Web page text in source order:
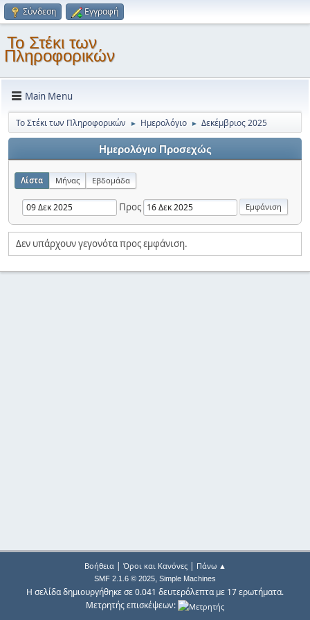
Σύνδεση Εγγραφή
Το Στέκι των
Πληροφορικών
Main Menu
Το Στέκι των Πληροφορικών ► Ημερολόγιο ► Δεκέμβριος 2025
Ημερολόγιο Προσεχώς
Λίστα Μήνας Εβδομάδα
Προς
Δεν υπάρχουν γεγονότα προς εμφάνιση.
Βοήθεια| Όροι και Κανόνες| Πάνω ▲
SMF 2.1.6 © 2025, Simple Machines
Η σελίδα δημιουργήθηκε σε 0.041 δευτερόλεπτα με 17 ερωτήματα.
Μετρητής επισκέψεων: